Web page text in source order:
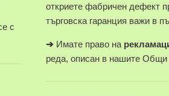
с
откриете фабричен дефект
търговска гаранция важи в
➔ Имате право на
реда, описан в нашите Общи